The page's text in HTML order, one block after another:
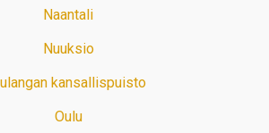
Naantali
Nuuksio
kansallispuisto
Oulu